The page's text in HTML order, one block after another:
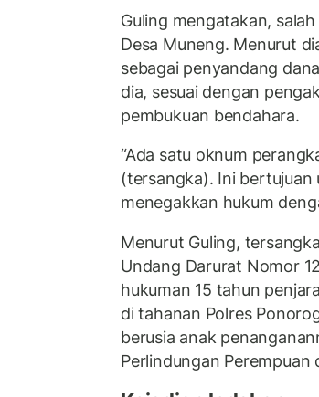
Guling mengatakan,
Desa Muneng. Menurut
sebagai penyandang
dia, sesuai dengan
pembukuan bendahara.
“Ada satu oknum
(tersangka). Ini
menegakkan hukum
Menurut Guling,
Undang Darurat Nomor
hukuman 15 tahun
di tahanan Polres
berusia anak
Perlindungan Perempuan